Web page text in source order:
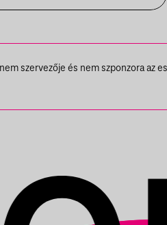
szervezője és nem szponzora az